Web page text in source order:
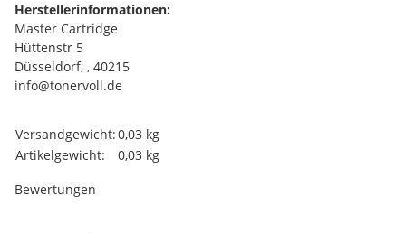
Herstellerinformationen:
Master Cartridge
Hüttenstr 5
Düsseldorf, , 40215
info@tonervoll.de
Produkteigenschaft
Wert
Versandgewicht:0,03 kg
Artikelgewicht:
0,03 kg
Bewertungen